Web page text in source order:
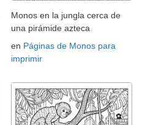
Monos en la jungla cerca de
una pirámide azteca
en Páginas de Monos para
imprimir